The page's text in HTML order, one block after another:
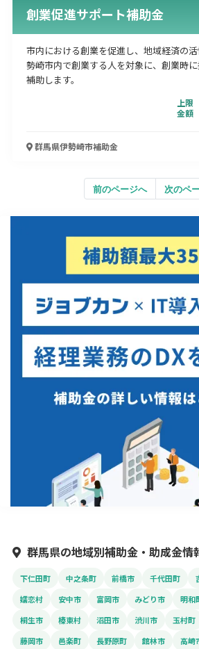
創業促進サポート補助金
市内における創業を促進し、地域経済の
勢崎市内で創業する人を対象に、創業時
補助します。
上限
金額
群馬県伊勢崎市補助金
前のページへ 次のペ
群馬県の地域別補助金・助成金情
下仁田町 中之条町 前橋市 千代田町
嬬恋村
安中市 富岡市 みどり市 明和
桐生市
榛東村 沼田市 渋川市 玉村町
藤岡市
邑楽町 長野原町 館林市 高崎